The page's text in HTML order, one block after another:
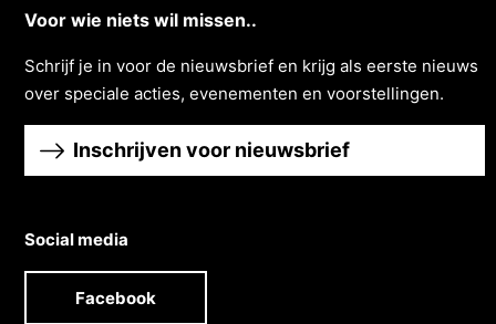
Voor wie niets wil missen..
Schrĳf je in voor de nieuwsbrief en krĳg als eerste nieuws
over speciale acties, evenementen en voorstellingen.
Inschrijven voor nieuwsbrief
Social media
Facebook